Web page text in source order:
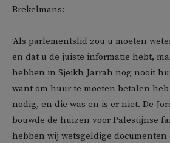
Brekelmans:
‘Als parlementslid zou u moeten
en dat u de juiste informatie hebt,
hebben in Sjeikh Jarrah nog nooit
want om huur te moeten betalen
nodig, en die was en is er niet. De
bouwde de huizen voor Palestijnse
hebben wij wetsgeldige